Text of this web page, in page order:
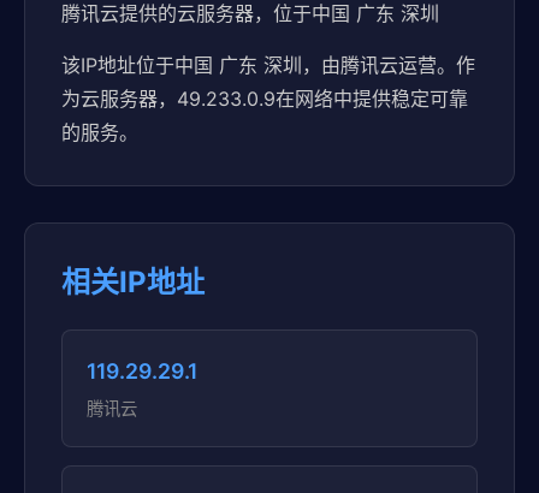
腾讯云提供的云服务器，位于中国 广东 深圳
该IP地址位于中国 广东 深圳，由腾讯云运营。作
为云服务器，49.233.0.9在网络中提供稳定可靠
的服务。
相关IP地址
119.29.29.1
腾讯云